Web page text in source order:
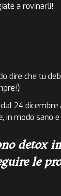
a rovinarli!
dire che tu
24 dicembre
in modo sano
detox
le